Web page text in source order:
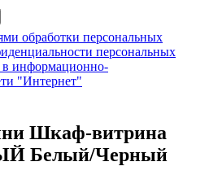
обработки персональных
персональных
в информационно-
"Интернет"
Шкаф-витрина
Белый/Черный